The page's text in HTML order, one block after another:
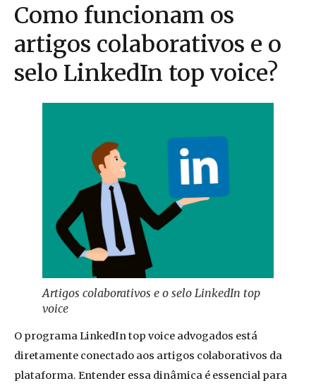
Como funcionam os
artigos colaborativos e o
selo LinkedIn top voice?
Artigos colaborativos e o selo LinkedIn top
voice
O programa LinkedIn top voice advogados está
diretamente conectado aos artigos colaborativos da
plataforma. Entender essa dinâmica é essencial para